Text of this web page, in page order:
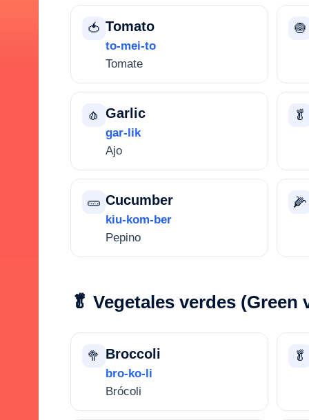
🍅 Tomato
to-mei-to
Tomate
🧅
🧄 Garlic
gar-lik
Ajo
🥬
🥒 Cucumber
kiu-kom-ber
Pepino
🌽
🥬 Vegetales verdes (Green
🥦 Broccoli
bro-ko-li
Brócoli
🥬